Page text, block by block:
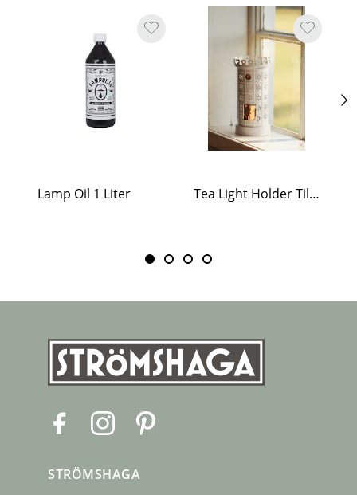
Lamp Oil 1 Liter Tea Light Holder Tiled Stove White
e
I
t
STRÖMSHAGA